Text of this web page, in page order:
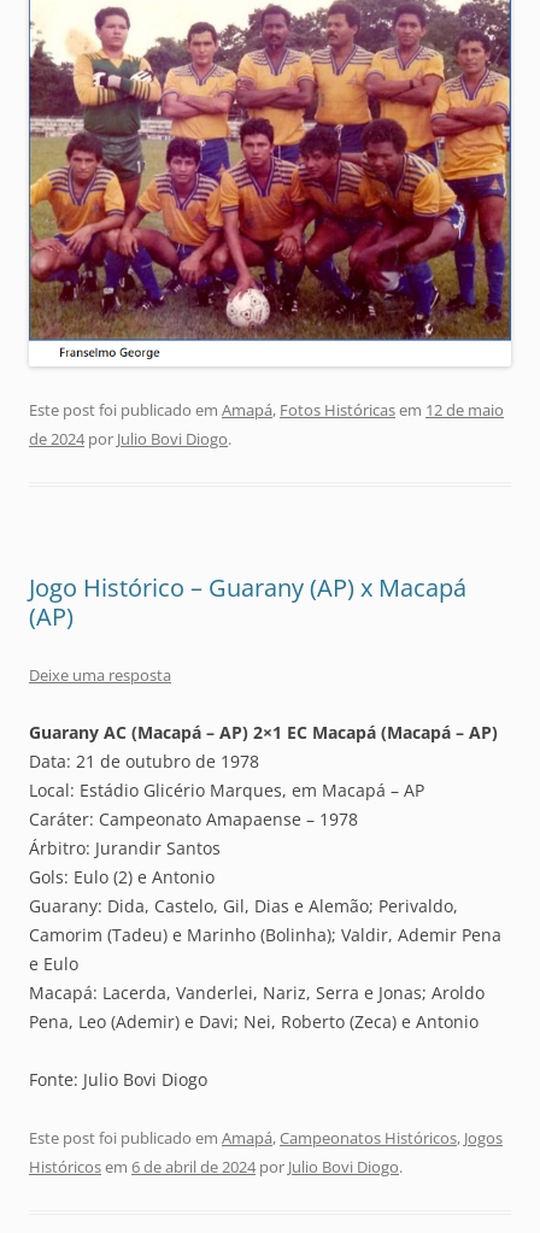
Este post foi publicado em Amapá, Fotos Históricasem 12 de maio
de 2024por Julio Bovi Diogo.
Jogo Histórico – Guarany (AP) x Macapá
(AP)
Deixe uma resposta
Guarany AC (Macapá – AP) 2×1 EC Macapá (Macapá – AP)
Data: 21 de outubro de 1978
Local: Estádio Glicério Marques, em Macapá – AP
Caráter: Campeonato Amapaense – 1978
Árbitro: Jurandir Santos
Gols: Eulo (2) e Antonio
Guarany: Dida, Castelo, Gil, Dias e Alemão; Perivaldo,
Camorim (Tadeu) e Marinho (Bolinha); Valdir, Ademir Pena
e Eulo
Macapá: Lacerda, Vanderlei, Nariz, Serra e Jonas; Aroldo
Pena, Leo (Ademir) e Davi; Nei, Roberto (Zeca) e Antonio
Fonte: Julio Bovi Diogo
Este post foi publicado em Amapá,Campeonatos Históricos, Jogos
Históricosem 6 de abril de 2024por Julio Bovi Diogo.